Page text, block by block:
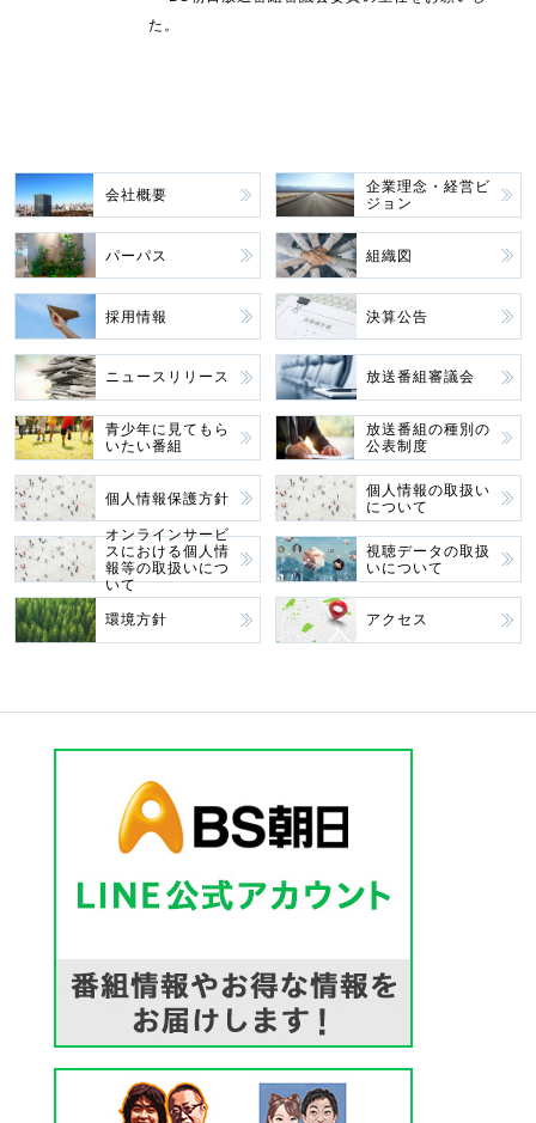
た。
会社概要
企業理念・経営ビ
ジョン
パーパス 組織図
採用情報 決算公告
ニュースリリース 放送番組審議会
青少年に見てもら
いたい番組
放送番組の種別の
公表制度
個人情報保護方針
個人情報の取扱い
について
オンラインサービ
スにおける個人情
報等の取扱いにつ
いて
視聴データの取扱
いについて
環境方針 アクセス